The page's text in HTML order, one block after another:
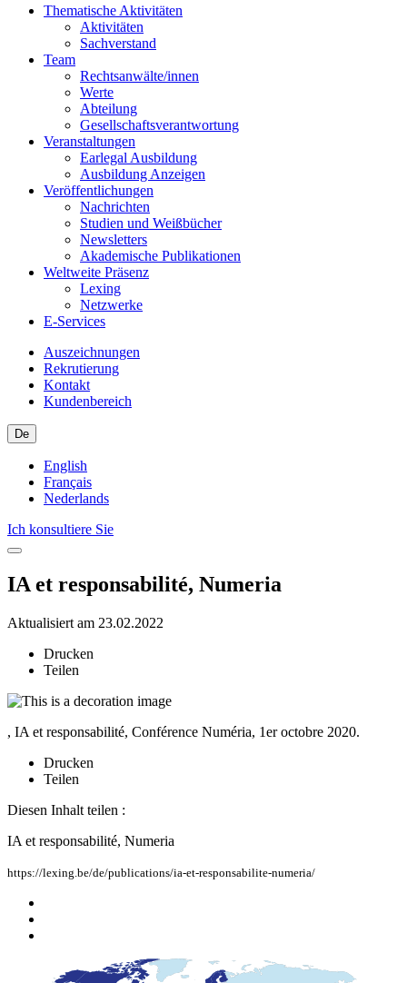
Thematische Aktivitäten
Aktivitäten
Sachverstand
Team
Rechtsanwälte/innen
Werte
Abteilung
Gesellschaftsverantwortung
Veranstaltungen
Earlegal Ausbildung
Ausbildung Anzeigen
Veröffentlichungen
Nachrichten
Studien und Weißbücher
Newsletters
Akademische Publikationen
Weltweite Präsenz
Lexing
Netzwerke
E-Services
Auszeichnungen
Rekrutierung
Kontakt
Kundenbereich
De
English
Français
Nederlands
Ich konsultiere Sie
IA et responsabilité, Numeria
Aktualisiert am 23.02.2022
Drucken
Teilen
, IA et responsabilité, Conférence Numéria, 1er octobre 2020.
Drucken
Teilen
Diesen Inhalt teilen :
IA et responsabilité, Numeria
https://lexing.be/de/publications/ia-et-responsabilite-numeria/